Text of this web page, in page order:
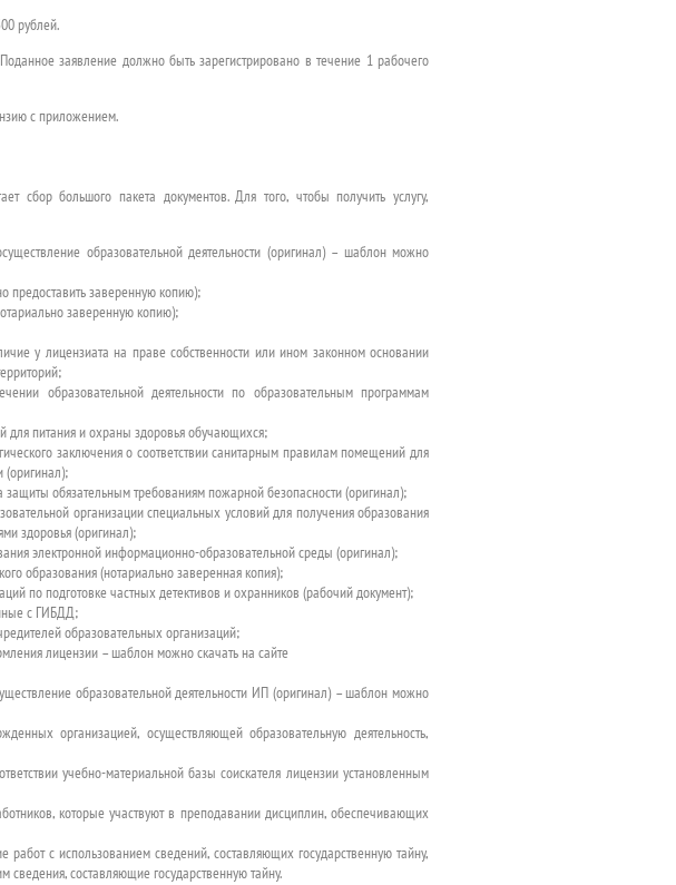
pублей.
заявление должно быть зарегистрировано в течение 1 рабочего
с приложением.
сбор большого пакета документов. Для того, чтобы получить услугу,
образовательной деятельности (оригинал) – шаблон можно
предоставить заверенную копию);
заверенную копию);
у лицензиата на праве собственности или ином законном основании
образовательной деятельности по образовательным программам
питания и охраны здоровья обучающихся;
заключения о соответствии санитарным правилам помещений для
(оригинал);
защиты обязательным требованиям пожарной безопасности (оригинал);
организации специальных условий для получения образования
здоровья (оригинал);
электронной информационно-образовательной среды (оригинал);
образования (нотариально заверенная копия);
по подготовке частных детективов и охранников (рабочий документ);
с ГИБДД;
образовательных организаций;
лицензии – шаблон можно скачать на сайте
образовательной деятельности ИП (оригинал) – шаблон можно
организацией, осуществляющей образовательную деятельность,
учебно-материальной базы соискателя лицензии установленным
которые участвуют в преподавании дисциплин, обеспечивающих
с использованием сведений, составляющих государственную тайну,
составляющие государственную тайну.